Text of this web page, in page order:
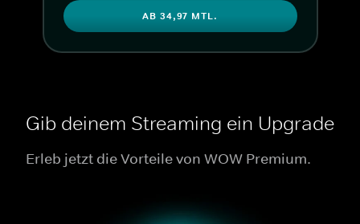
AB 34,97 MTL.
Gib deinem Streaming ein Upgrade
Erleb jetzt die Vorteile von WOW Premium.